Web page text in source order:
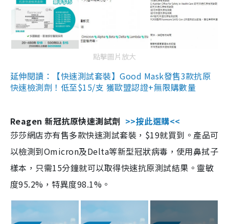
點擊圖片放大
延伸閱讀：【快速測試套裝】Good Mask發售3款抗原
快速檢測劑！低至$15/支 獲歐盟認證+無限購數量
Reagen 新冠抗原快速測試劑 >>按此選購<<
莎莎網店亦有售多款快速測試套裝，$19就買到。產品可
以檢測到Omicron及Delta等新型冠狀病毒，使用鼻拭子
樣本，只需15分鐘就可以取得快速抗原測試結果。靈敏
度95.2%，特異度98.1%。